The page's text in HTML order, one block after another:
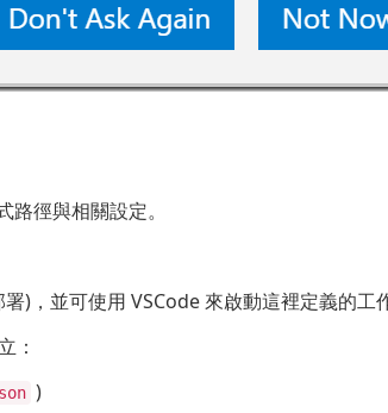
徑與相關設定。
)，並可使用 VSCode 來啟動這裡定義的工
：
)